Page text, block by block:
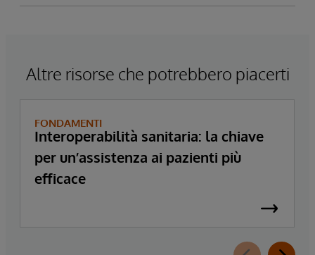
Altre risorse che potrebbero piacerti
FONDAMENTI
Interoperabilità sanitaria: la chiave
per un’assistenza ai pazienti più
efficace